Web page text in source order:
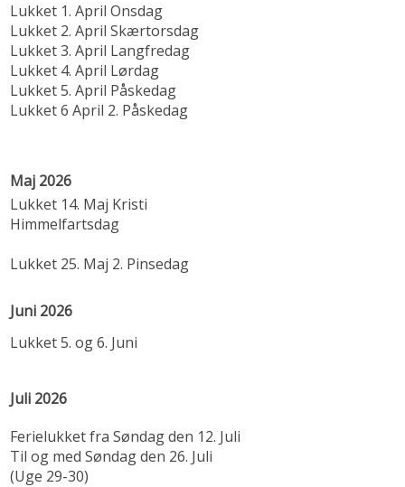
Lukket 1. April Onsdag
Lukket 2. April Skærtorsdag
Lukket 3. April Langfredag
Lukket 4. April Lørdag
Lukket 5. April Påskedag
Lukket 6 April 2. Påskedag
Maj 2026
Lukket 14. Maj Kristi
Himmelfartsdag
Lukket 25. Maj 2. Pinsedag
Juni 2026
Lukket 5. og 6. Juni
Juli 2026
Ferielukket fra Søndag den 12. Juli
Til og med Søndag den 26. Juli
(Uge 29-30)